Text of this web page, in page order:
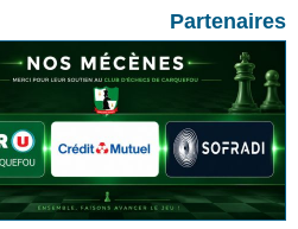
Partenaires